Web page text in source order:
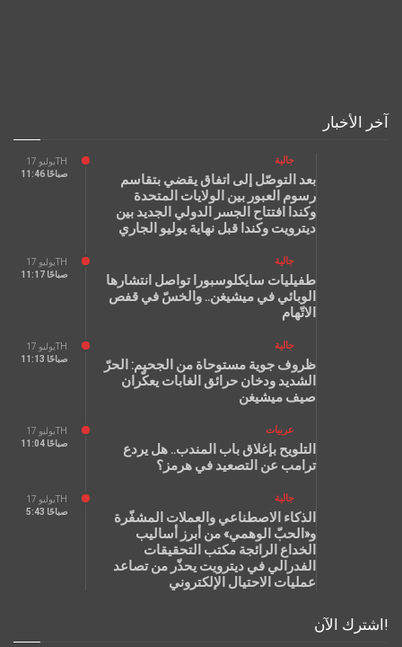
آخر الأخبار
يوليو 17TH
11:46 صباحًا
جالية
بعد التوصّل إلى اتفاق يقضي بتقاسم
رسوم العبور بين الولايات المتحدة
وكندا افتتاح الجسر الدولي الجديد بين
ديترويت وكندا قبل نهاية يوليو الجاري
يوليو 17TH
11:17 صباحًا
جالية
طفيليات سايكلوسبورا تواصل انتشارها
الوبائي في ميشيغن.. والخسّ في قفص
الاتّهام
يوليو 17TH
11:13 صباحًا
جالية
ظروف جوية مستوحاة من الجحيم: الحرّ
الشديد ودخان حرائق الغابات يعكّران
صيف ميشيغن
يوليو 17TH
11:04 صباحًا
عربيات
التلويح بإغلاق باب المندب.. هل يردع
ترامب عن التصعيد في هرمز؟
يوليو 17TH
5:43 صباحًا
جالية
الذكاء الاصطناعي والعملات المشفّرة
و«الحبّ الوهمي» من أبرز أساليب
الخداع الرائجة مكتب التحقيقات
الفدرالي في ديترويت يحذّر من تصاعد
عمليات الاحتيال الإلكتروني
اشترك الآن!